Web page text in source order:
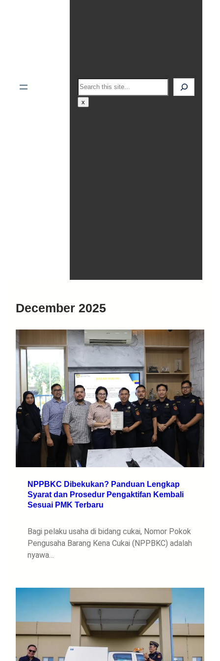
Search
x
December 2025
NPPBKC Dibekukan? Panduan Lengkap
Syarat dan Prosedur Pengaktifan Kembali
Sesuai PMK Terbaru
Bagi pelaku usaha di bidang cukai, Nomor Pokok
Pengusaha Barang Kena Cukai (NPPBKC) adalah
nyawa…